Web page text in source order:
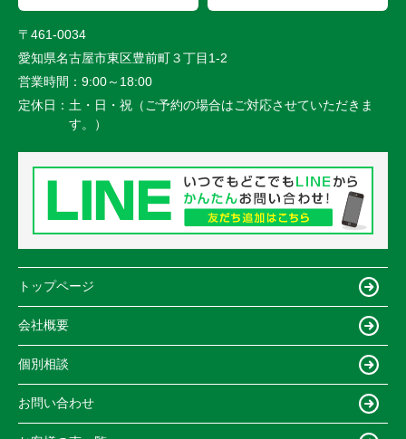
〒461-0034
愛知県名古屋市東区豊前町３丁目1-2
営業時間： 9:00～18:00
定休日： 土・日・祝（ご予約の場合はご対応させていただきま
す。）
トップページ
会社概要
個別相談
お問い合わせ